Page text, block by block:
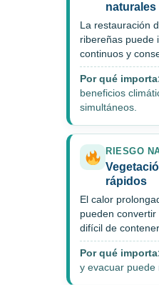
naturales
La restauración
ribereñas puede
continuos y
Por qué
beneficios
simultáneos.
RIESGO
rápidos
El calor
pueden
difícil de
Por qué
y evacuar puede